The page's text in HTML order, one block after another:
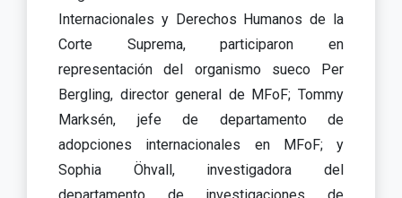
Internacionales y Derechos Humanos de la
Corte Suprema, participaron en
representación del organismo sueco Per
Bergling, director general de MFoF; Tommy
Marksén, jefe de departamento de
adopciones internacionales en MFoF; y
Sophia Öhvall, investigadora del
departamento de investigaciones de